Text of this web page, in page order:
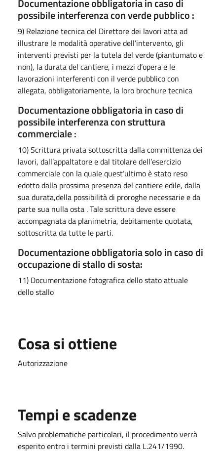
possibile interferenza con verde pubblico :
9) Relazione tecnica del Direttore dei lavori atta ad
illustrare le modalità operative dell’intervento, gli
interventi previsti per la tutela del verde (piantumato e
non), la durata del cantiere, i mezzi d’opera e le
lavorazioni interferenti con il verde pubblico con
allegata, obbligatoriamente, la loro brochure tecnica
Documentazione obbligatoria in caso di
possibile interferenza con struttura
commerciale :
10) Scrittura privata sottoscritta dalla committenza dei
lavori, dall’appaltatore e dal titolare dell’esercizio
commerciale con la quale quest’ultimo è stato reso
edotto dalla prossima presenza del cantiere edile, dalla
sua durata,della possibilità di proroghe necessarie e da
parte sua nulla osta . Tale scrittura deve essere
accompagnata da planimetria, debitamente quotata,
sottoscritta da tutte le parti.
Documentazione obbligatoria solo in caso di
occupazione di stallo di sosta:
11) Documentazione fotografica dello stato attuale
dello stallo
Cosa si ottiene
Autorizzazione
Tempi e scadenze
Salvo problematiche particolari, il procedimento verrà
esperito entro i termini previsti dalla L.241/1990.